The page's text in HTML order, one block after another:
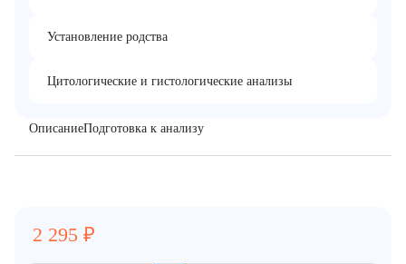
Установление родства
Цитологические и гистологические анализы
ОписаниеПодготовка к анализу
2 295 ₽